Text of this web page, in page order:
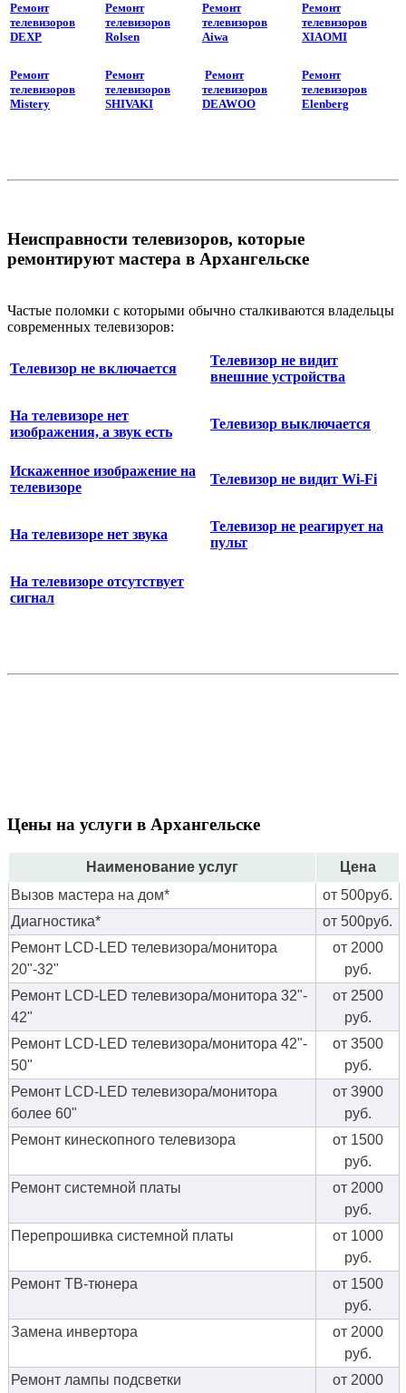
Ремонт
телевизоров
DEXP
Ремонт
телевизоров
Rolsen
Ремонт
телевизоров
Aiwa
Ремонт
телевизоров
XIAOMI
Ремонт
телевизоров
Mistery
Ремонт
телевизоров
SHIVAKI
Ремонт
телевизоров
DEAWOO
Ремонт
телевизоров
Elenberg
Неисправности телевизоров, которые
ремонтируют мастера в Архангельске
Частые поломки с которыми обычно сталкиваются владельцы
современных телевизоров:
Телевизор не включается
Телевизор не видит
внешние устройства
На телевизоре нет
изображения, а звук есть
Телевизор выключается
Искаженное изображение на
телевизоре
Телевизор не видит Wi-Fi
На телевизоре нет звука
Телевизор не реагирует на
пульт
На телевизоре отсутствует
сигнал
Цены на услуги в Архангельске
Наименование услуг
Цена
Вызов мастера на дом*
от 500руб.
Диагностика*
от 500руб.
Ремонт LCD-LED телевизора/монитора
20"-32"
от 2000
руб.
Ремонт LCD-LED телевизора/монитора 32"-
42"
от 2500
руб.
Ремонт LCD-LED телевизора/монитора 42"-
50"
от 3500
руб.
Ремонт LCD-LED телевизора/монитора
более 60"
от 3900
руб.
Ремонт кинескопного телевизора
от 1500
руб.
Ремонт системной платы
от 2000
руб.
Перепрошивка системной платы
от 1000
руб.
Ремонт ТВ-тюнера
от 1500
руб.
Замена инвертора
от 2000
руб.
Ремонт лампы подсветки
от 2000